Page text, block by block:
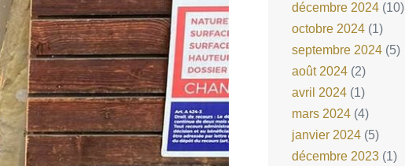
décembre 2024(10)
octobre 2024(1)
septembre 2024(5)
août 2024(2)
avril 2024(1)
mars 2024(4)
janvier 2024(5)
décembre 2023(1)